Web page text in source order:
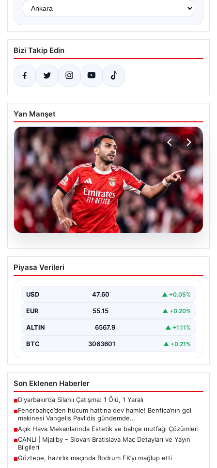
Bizi Takip Edin
Yan Manşet
05.08.2026
Fenerbahçe’den hücum hattına dev
hamle! Benfica’nın gol makinesi
Piyasa Verileri
USD 47.60 ▲ +0.05%
EUR 55.15 ▲ +0.20%
ALTIN 6567.9 ▲ +1.11%
BTC 3063601 ▲ +0.21%
Son Eklenen Haberler
■Diyarbakır’da Silahlı Çatışma: 1 Ölü, 1 Yaralı
■Fenerbahçe’den hücum hattına dev hamle! Benfica’nın gol
makinesi Vangelis Pavlidis gündemde…
■Açık Hava Mekanlarında Estetik ve bahçe mutfağı Çözümleri
■CANLI | Mjallby – Slovan Bratislava Maç Detayları ve Yayın
Bilgileri
■Göztepe, hazırlık maçında Bodrum FK’yı mağlup etti